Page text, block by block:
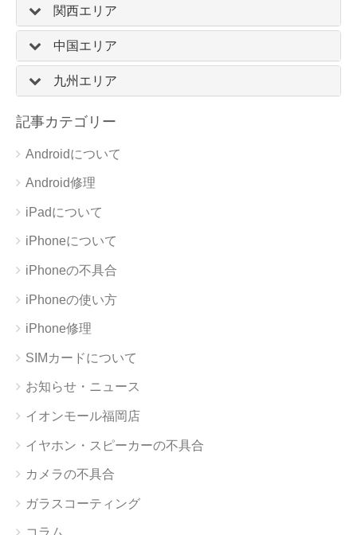
関西エリア
中国エリア
九州エリア
記事カテゴリー
Androidについて
Android修理
iPadについて
iPhoneについて
iPhoneの不具合
iPhoneの使い方
iPhone修理
SIMカードについて
お知らせ・ニュース
イオンモール福岡店
イヤホン・スピーカーの不具合
カメラの不具合
ガラスコーティング